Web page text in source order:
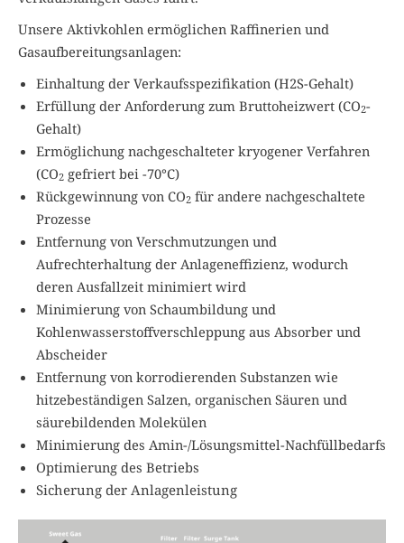
Unsere Aktivkohlen ermöglichen Raffinerien und
Gasaufbereitungsanlagen:
Einhaltung der Verkaufsspezifikation (H2S-Gehalt)
Erfüllung der Anforderung zum Bruttoheizwert (CO2-
Gehalt)
Ermöglichung nachgeschalteter kryogener Verfahren
(CO2 gefriert bei -70°C)
Rückgewinnung von CO2 für andere nachgeschaltete
Prozesse
Entfernung von Verschmutzungen und
Aufrechterhaltung der Anlageneffizienz, wodurch
deren Ausfallzeit minimiert wird
Minimierung von Schaumbildung und
Kohlenwasserstoffverschleppung aus Absorber und
Abscheider
Entfernung von korrodierenden Substanzen wie
hitzebeständigen Salzen, organischen Säuren und
säurebildenden Molekülen
Minimierung des Amin-/Lösungsmittel-Nachfüllbedarfs
Optimierung des Betriebs
Sicherung der Anlagenleistung